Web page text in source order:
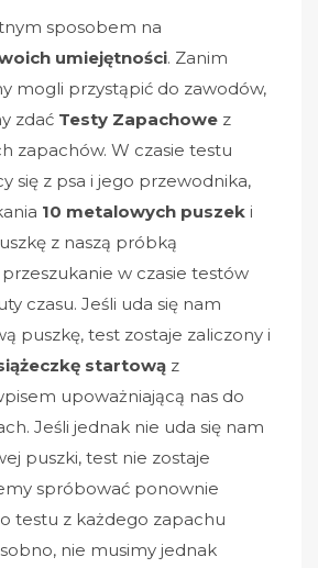
sposobem na
umiejętności. Zanim
mogli przystąpić do zawodów,
zdać Testy Zapachowe z
zapachów. W czasie testu
się z psa i jego przewodnika,
10 metalowych puszek i
z naszą próbką
w czasie testów
czasu. Jeśli uda się nam
puszkę, test zostaje zaliczony i
startową z
upoważniającą nas do
Jeśli jednak nie uda się nam
puszki, test nie zostaje
spróbować ponownie
testu z każdego zapachu
nie musimy jednak